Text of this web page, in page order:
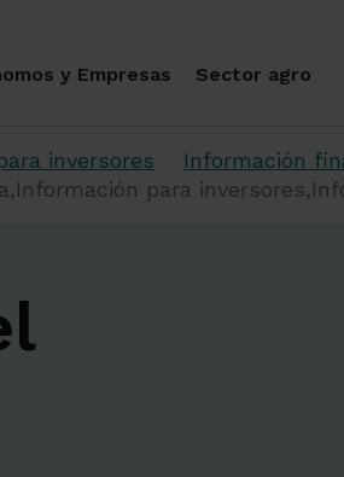
y Empresas Sector agro
inversores
Información
para